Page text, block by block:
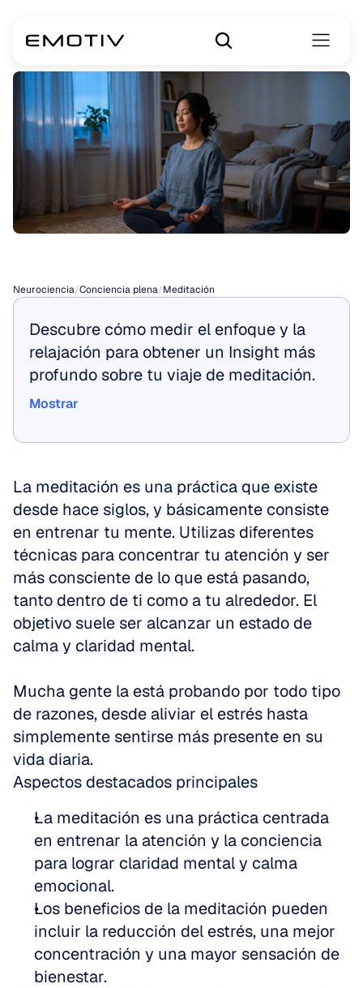
Neurociencia/Conciencia plena/Meditación
Descubre cómo medir el enfoque y la
relajación para obtener un Insight más
profundo sobre tu viaje de meditación.
Mostrar
La meditación es una práctica que existe
desde hace siglos, y básicamente consiste
en entrenar tu mente. Utilizas diferentes
técnicas para concentrar tu atención y ser
más consciente de lo que está pasando,
tanto dentro de ti como a tu alrededor. El
objetivo suele ser alcanzar un estado de
calma y claridad mental.
Mucha gente la está probando por todo tipo
de razones, desde aliviar el estrés hasta
simplemente sentirse más presente en su
vida diaria.
Aspectos destacados principales
La meditación es una práctica centrada
en entrenar la atención y la conciencia
para lograr claridad mental y calma
emocional.
Los beneficios de la meditación pueden
incluir la reducción del estrés, una mejor
concentración y una mayor sensación de
bienestar.